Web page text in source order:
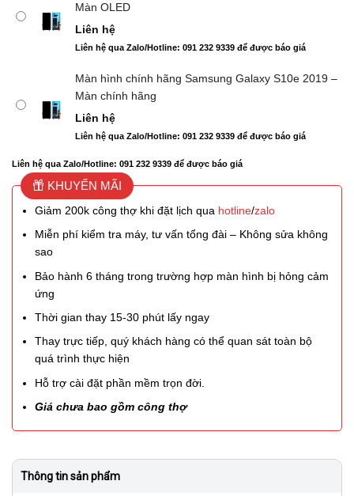
Màn OLED
Liên hệ
Liên hệ qua Zalo/Hotline: 091 232 9339 để được báo giá
Màn hình chính hãng Samsung Galaxy S10e 2019 –
Màn chính hãng
Liên hệ
Liên hệ qua Zalo/Hotline: 091 232 9339 để được báo giá
Liên hệ qua Zalo/Hotline: 091 232 9339 để được báo giá
KHUYẾN MÃI
Giảm 200k công thợ khi đặt lịch qua hotline/zalo
Miễn phí kiểm tra máy, tư vấn tổng đài – Không sửa không
sao
Bảo hành 6 tháng trong trường hợp màn hình bị hỏng cảm
ứng
Thời gian thay 15-30 phút lấy ngay
Thay trực tiếp, quý khách hàng có thể quan sát toàn bộ
quá trình thực hiện
Hỗ trợ cài đặt phần mềm trọn đời.
Giá chưa bao gồm công thợ
Thông tin sản phẩm